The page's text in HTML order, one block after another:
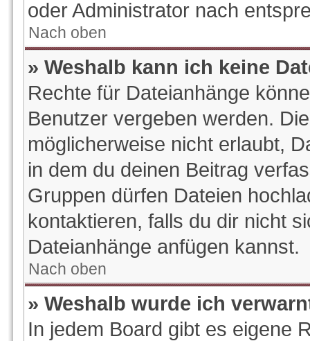
oder Administrator nach
Nach oben
» Weshalb kann ich keine
Rechte für Dateianhänge
Benutzer vergeben werden.
möglicherweise nicht erlaubt,
in dem du deinen Beitrag
Gruppen dürfen Dateien
kontaktieren, falls du dir nicht
Dateianhänge anfügen kannst.
Nach oben
» Weshalb wurde ich
In jedem Board gibt es eigene